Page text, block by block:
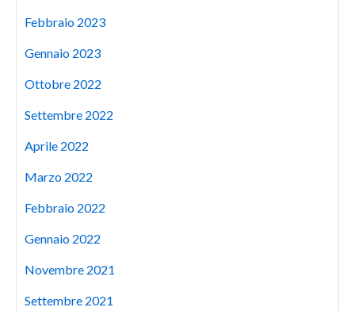
Febbraio 2023
Gennaio 2023
Ottobre 2022
Settembre 2022
Aprile 2022
Marzo 2022
Febbraio 2022
Gennaio 2022
Novembre 2021
Settembre 2021